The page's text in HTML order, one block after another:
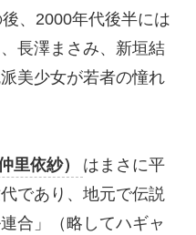
、2000年代後半には
長澤まさみ、新垣結
美少女が若者の憧れ
里依紗）
はまさに平
であり、地元で伝説
合」（略してハギャ